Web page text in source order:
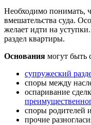
Необходимо понимать,
вмешательства суда.
желает идти на
раздел квартиры.
Основания могут
супружеский
споры между
оспаривание
споры родителей
прочие